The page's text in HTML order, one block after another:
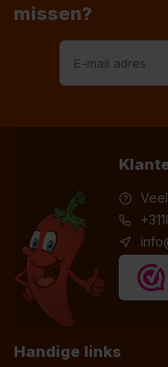
missen?
Handige links